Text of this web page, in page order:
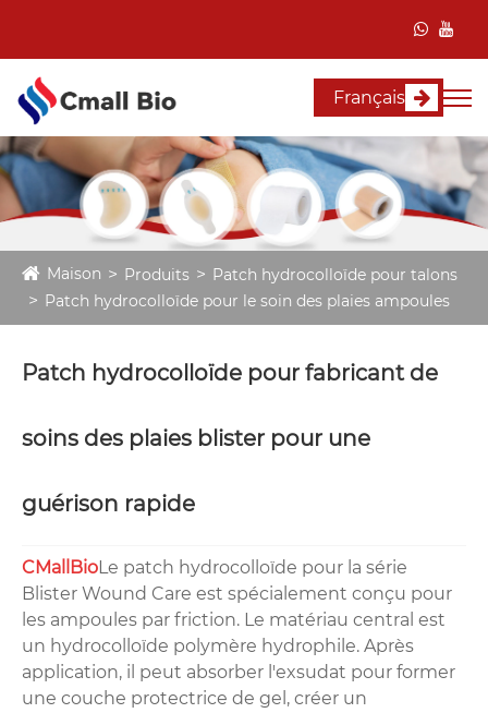
Français
Maison Produits
Patch hydrocolloïde pour talons
Patch hydrocolloïde pour le soin des plaies ampoules
Patch hydrocolloïde pour fabricant de
soins des plaies blister pour une
guérison rapide
CMallBioLe patch hydrocolloïde pour la série
Blister Wound Care est spécialement conçu pour
les ampoules par friction. Le matériau central est
un hydrocolloïde polymère hydrophile. Après
application, il peut absorber l'exsudat pour former
une couche protectrice de gel, créer un